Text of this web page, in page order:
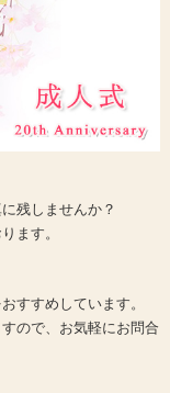
残しませんか？
ます。
すすめしています。
ので、お気軽にお問合